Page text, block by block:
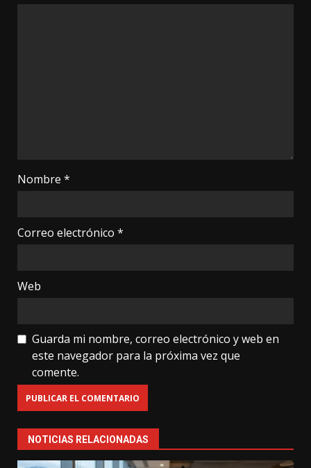
Nombre *
Correo electrónico *
Web
Guarda mi nombre, correo electrónico y web en
este navegador para la próxima vez que
comente.
NOTICIAS RELACIONADAS